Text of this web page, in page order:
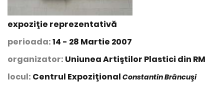
expoziţie reprezentativă
perioada:14 - 28 Martie 2007
organizator: Uniunea Artiştilor Plastici din RM
locul: Centrul Expoziţional Constantin Brâncuşi